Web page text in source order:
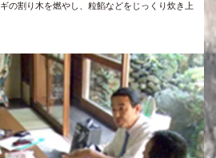
の割り木を燃やし、粒餡などをじっくり炊き上